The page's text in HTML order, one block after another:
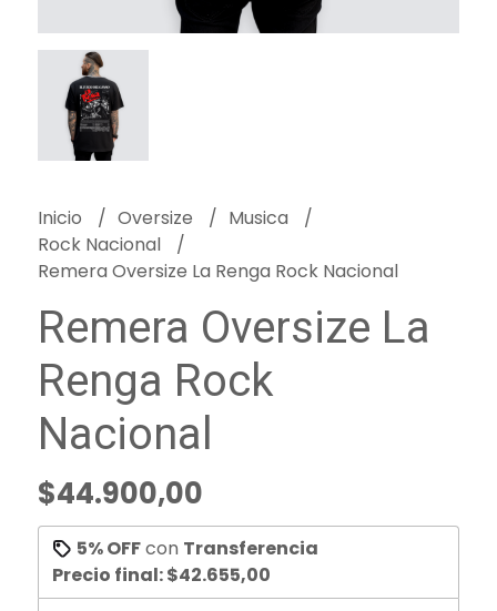
Inicio Oversize
Musica
Rock Nacional
Remera Oversize La Renga Rock Nacional
Remera Oversize La
Renga Rock
Nacional
$44.900,00
5% OFFcon Transferencia
Precio final:$42.655,00